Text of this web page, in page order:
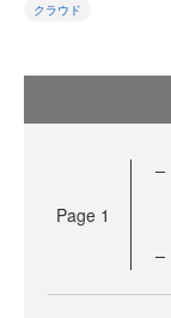
クラウド
Page 1